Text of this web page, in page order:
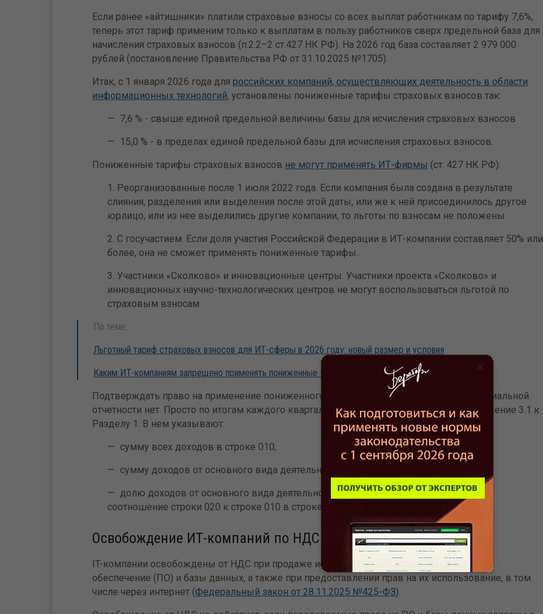
Если ранее «айтишники» платили страховые взносы со всех выплат работникам по тарифу 7,6%,
теперь этот тариф применим только к выплатам в пользу работников сверх предельной база для
начисления страховых взносов (п.2.2–2 ст.427 НК РФ). На 2026 год база составляет 2 979 000
рублей (постановление Правительства РФ от 31.10.2025 №1705).
Итак, с 1 января 2026 года для российских компаний, осуществляющих деятельность в области
информационных технологий, установлены пониженные тарифы страховых взносов так:
7,6 % - свыше единой предельной величины базы для исчисления страховых взносов
15,0 % - в пределах единой предельной базы для исчисления страховых взносов.
Пониженные тарифы страховых взносов не могут применять ИТ-фирмы (ст. 427 НК РФ):
Реорганизованные после 1 июля 2022 года. Если компания была создана в результате
слияния, разделения или выделения после этой даты, или же к ней присоединилось другое
юрлицо, или из нее выделились другие компании, то льготы по взносам не положены.
С госучастием. Если доля участия Российской Федерации в ИТ-компании составляет 50% или
более, она не сможет применять пониженные тарифы.
Участники «Сколково» и инновационные центры. Участники проекта «Сколково» и
инновационных научно-технологических центров не могут воспользоваться льготой по
страховым взносам.
По теме:
Льготный тариф страховых взносов для ИТ-сферы в 2026 году: новый размер и условия
Каким ИТ-компаниям запрещено применять пониженные тарифы страховых взносов
Подтверждать право на применение пониженного тарифа нужно ежеквартально. Специальной
отчетности нет. Просто по итогам каждого квартала в налоговую сдается РСВ с Приложение 3.1 к
Разделу 1. В нем указывают:
сумму всех доходов в строке 010;
сумму доходов от основного вида деятельности в строке 020;
долю доходов от основного вида деятельности, которая будет определяться как
соотношение строки 020 к строке 010 в строке 030.
Освобождение ИТ-компаний по НДС
IT-компании освобождены от НДС при продаже исключительных прав на программное
обеспечение (ПО) и базы данных, а также при предоставлении прав на их использование, в том
числе через интернет (Федеральный закон от 28.11.2025 №425-ФЗ).
×